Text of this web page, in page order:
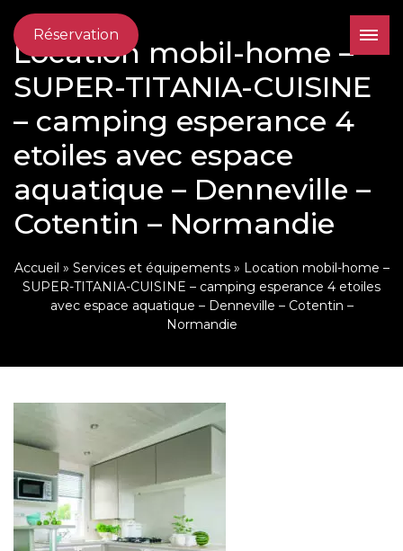
Réservation
Location mobil-home –
SUPER-TITANIA-CUISINE
– camping esperance 4
etoiles avec espace
aquatique – Denneville –
Cotentin – Normandie
Accueil » Services et équipements» Location mobil-home –
SUPER-TITANIA-CUISINE – camping esperance 4 etoiles
avec espace aquatique – Denneville – Cotentin –
Normandie